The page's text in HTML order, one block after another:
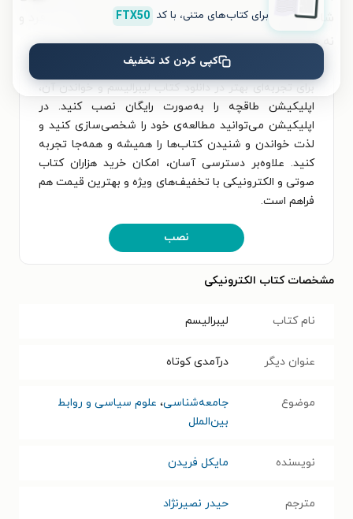
شاخص‌های یک جامعهٔ شایسته و آزاد که بدون آن، نه فرد و
نه جامعه، قادر به توسعه نیستند، بسیار مهم بود.»
برای تجربه‌ای بهتر در دانلود کتاب لیبرالیسم و خواندن آن،
اپلیکیشن طاقچه را به‌صورت رایگان نصب کنید. در
اپلیکیشن می‌توانید مطالعه‌ی خود را شخصی‌سازی کنید و
لذت خواندن و شنیدن کتاب‌ها را همیشه و همه‌جا تجربه
کنید. علاوه‌بر دسترسی آسان، امکان خرید هزاران کتاب
صوتی و الکترونیکی با تخفیف‌های ویژه و بهترین قیمت هم
فراهم است.
نصب
مشخصات کتاب الکترونیکی
نام کتاب لیبرالیسم
عنوان دیگر درآمدی کوتاه
موضوع جامعه‌شناسی، علوم سیاسی و روابط
بین‌الملل
نویسنده مایکل فریدن
مترجم حیدر نصیرنژاد
برای کتاب‌های متنی، با کد FTX50
کپی کردن کد تخفیف